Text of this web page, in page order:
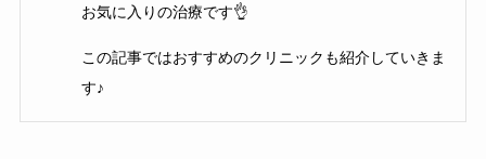
お気に入りの治療です👌
この記事ではおすすめのクリニックも紹介していきま
す♪